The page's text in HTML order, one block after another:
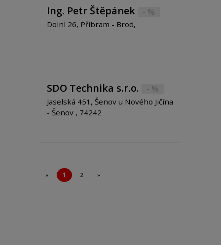
Ing. Petr Štěpánek - %
Dolní 26, Příbram - Brod,
SDO Technika s.r.o. - %
Jaselská 451, Šenov u Nového Jičína
- Šenov , 74242
« 1 2 »